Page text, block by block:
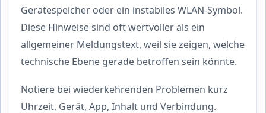
Gerätespeicher oder ein instabiles WLAN-Symbol.
Diese Hinweise sind oft wertvoller als ein
allgemeiner Meldungstext, weil sie zeigen, welche
technische Ebene gerade betroffen sein könnte.
Notiere bei wiederkehrenden Problemen kurz
Uhrzeit, Gerät, App, Inhalt und Verbindung.